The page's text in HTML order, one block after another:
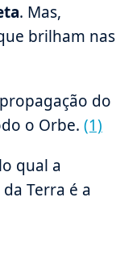
. Mas,
brilham nas
do
o Orbe. (1)
qual a
Terra é a